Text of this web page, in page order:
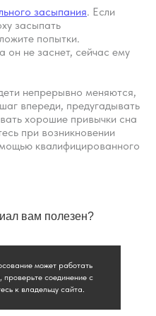
засыпания. Если
засыпать
попытки.
не заснет, сейчас ему
непрерывно меняются,
впереди, предугадывать
хорошие привычки сна
при возникновении
квалифицированного
вам полезен?
может работать
соединение с
к владельцу сайта.
до
73-03
носят
А также
Все
или
к детям,